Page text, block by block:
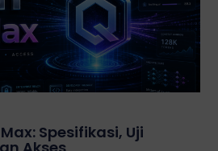
Spesifikasi, Uji